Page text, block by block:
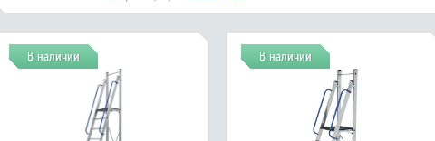
В наличии В наличии